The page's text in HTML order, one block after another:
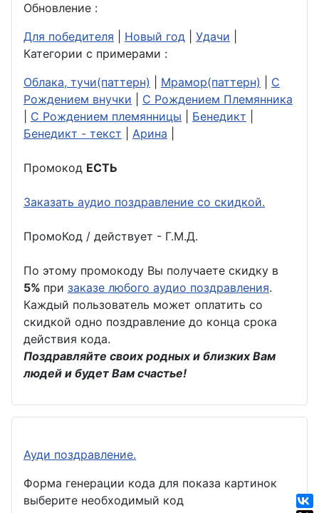
Обновление :
Для победителя
Новый год Удачи
Категории с примерами :
Облака, тучи(паттерн)
Мрамор(паттерн)
С
Рождением внучки
С Рождением Племянника
С Рождением племянницы Бенедикт
Бенедикт - текст
Арина
Промокод ЕСТЬ
Заказать аудио поздравление со скидкой.
ПромоКод / действует - Г.М.Д.
По этому промокоду Вы получаете скидку в
5% при заказе любого аудио поздравления.
Каждый пользователь может оплатить со
скидкой одно поздравление до конца срока
действия кода.
Поздравляйте своих родных и близких Вам
людей и будет Вам счастье!
Ауди поздравление.
Форма генерации кода для показа картинок
выберите необходимый код